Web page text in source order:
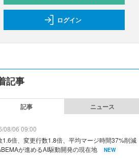
ログイン
記事
記事 ニュース
08/06 09:00
1.6倍、変更行数1.8倍、平均マージ時間37%削減
が進めるAI駆動開発の現在地
NEW